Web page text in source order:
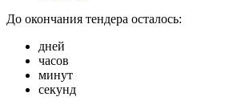
До окончания тендера осталось:
дней
часов
минут
секунд